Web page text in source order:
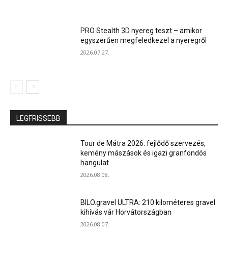
PRO Stealth 3D nyereg teszt – amikor
egyszerűen megfeledkezel a nyeregről
2026.07.27.
LEGFRISSEBB
Tour de Mátra 2026: fejlődő szervezés,
kemény mászások és igazi granfondós
hangulat
2026.08.08.
BILO.gravel ULTRA: 210 kilométeres gravel
kihívás vár Horvátországban
2026.08.07.